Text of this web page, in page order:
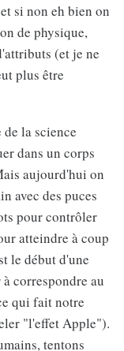
si non eh bien on
de physique,
(et je ne
plus être
la science
dans un corps
aujourd'hui on
avec des puces
pour contrôler
atteindre à coup
le début d'une
correspondre au
qui fait notre
"l'effet Apple").
tentons